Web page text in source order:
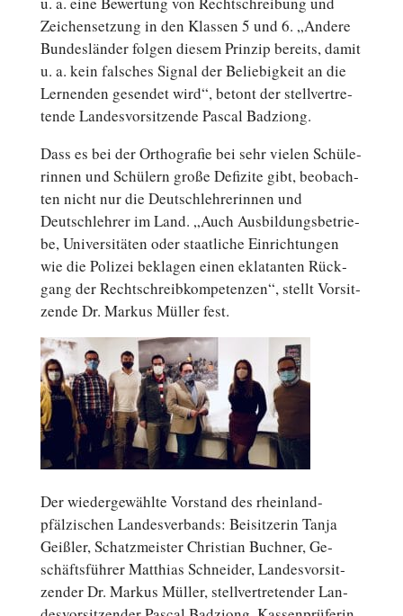
Zei­chen­set­zung in den Klassen 5 und 6. „Andere
Bun­des­län­der folgen diesem Prinzip bereits, damit
u. a. kein fal­sches Signal der Be­lie­big­keit an die
Ler­nen­den ge­sen­det wird“, betont der stell­ver­tre­
ten­de Lan­des­vor­sit­zen­de Pascal Badziong.
Dass es bei der Or­tho­gra­fie bei sehr vielen Schü­le­
rin­nen und Schü­lern große De­fi­zi­te gibt, be­ob­ach­
ten nicht nur die Deutsch­leh­re­rin­nen und
Deutsch­leh­rer im Land. „Auch Aus­bil­dungs­be­trie­
be, Uni­ver­si­tä­ten oder staat­li­che Ein­rich­tun­gen
wie die Polizei be­kla­gen einen ekla­tan­ten Rück­
gang der Recht­schreib­kom­pe­ten­zen“, stellt Vor­sit­
zen­de Dr. Markus Müller fest.
Der wie­der­ge­wähl­te Vor­stand des rheinland-
pfälzischen Lan­des­ver­bands: Bei­sit­ze­rin Tanja
Geißler, Schatz­meis­ter Chris­ti­an Buchner, Ge­
schäfts­füh­rer Mat­thi­as Schnei­der, Lan­des­vor­sit­
zen­der Dr. Markus Müller, stell­ver­tre­ten­der Lan­